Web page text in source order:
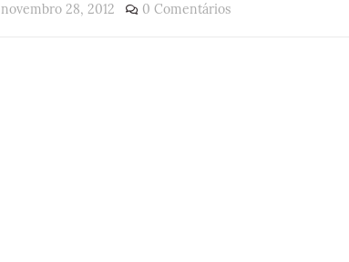
novembro 28, 2012 0 Comentários